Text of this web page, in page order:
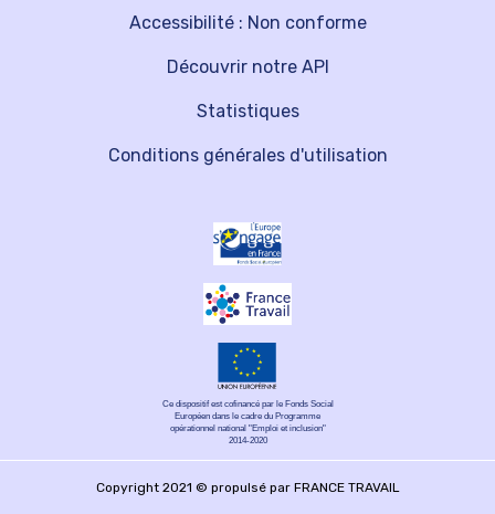
Découvrir notre API
Statistiques
Accessibilité : Non conforme
Conditions générales d'utilisation
Ce dispositif est cofinancé par le Fonds Social
Européen dans le cadre du Programme
opérationnel national "Emploi et inclusion"
2014-2020
Copyright 2021 © propulsé par FRANCE TRAVAIL